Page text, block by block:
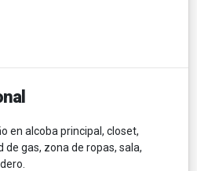
en alcoba principal, closet,
de gas, zona de ropas, sala,